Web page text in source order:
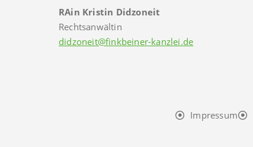
RAin Kristin Didzoneit
Rechtsanwältin
didzoneit@finkbeiner-kanzlei.de
Impressum